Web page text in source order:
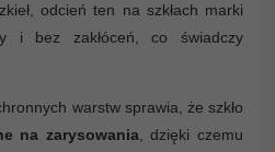
odcień ten na szkłach marki
i bez zakłóceń, co świadczy
warstw sprawia, że szkło
na zarysowania, dzięki czemu